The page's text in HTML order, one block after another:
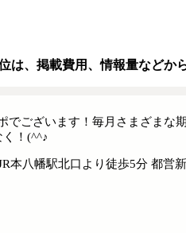
は、掲載費用、情報量などか
でございます！毎月さまざまな
！(^^♪
本八幡駅北口より徒歩5分 都営